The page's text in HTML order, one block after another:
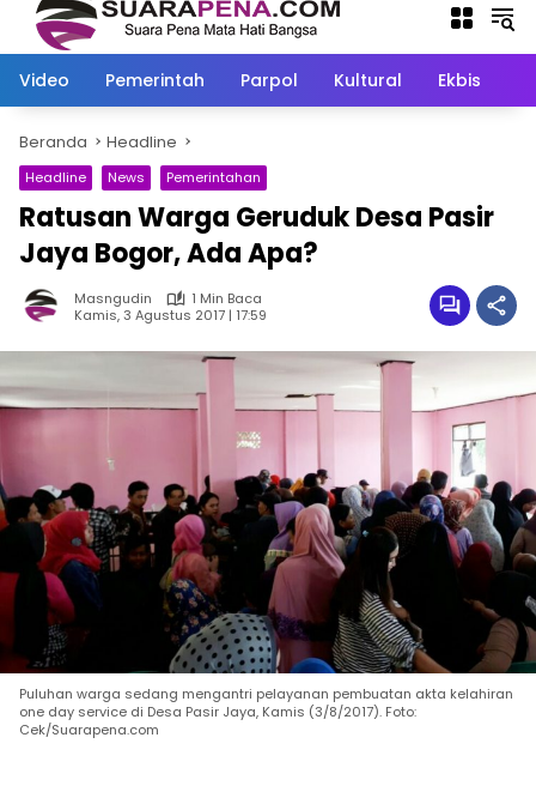
Video Pemerintah Parpol Kultural Ekbis
Beranda Headline
Headline News Pemerintahan
Ratusan Warga Geruduk Desa Pasir
Jaya Bogor, Ada Apa?
Masngudin
1 Min Baca
Kamis, 3 Agustus 2017 | 17:59
Puluhan warga sedang mengantri pelayanan pembuatan akta kelahiran
one day service di Desa Pasir Jaya, Kamis (3/8/2017). Foto:
Cek/Suarapena.com